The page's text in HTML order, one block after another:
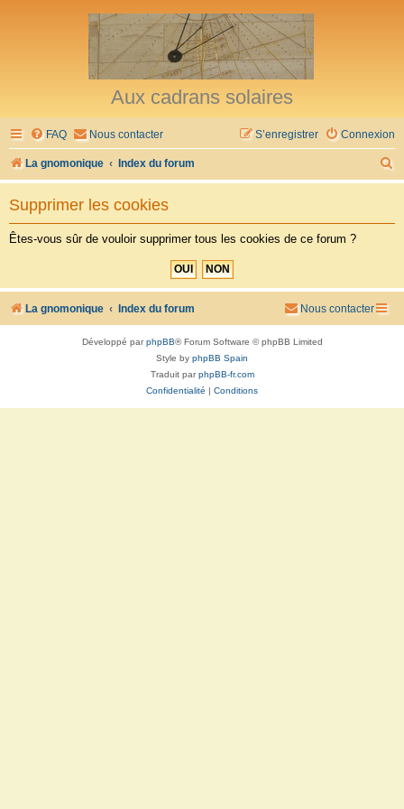
Aux cadrans solaires
FAQ Nous contacter Connexion
S’enregistrer
La gnomonique Index du forum
e
h
Supprimer les cookies
Êtes-vous sûr de vouloir supprimer tous les cookies de ce forum ?
La gnomonique Index du forum Nous contacter
Développé parphpBB® Forum Software © phpBB Limited
Style by phpBB Spain
Traduit parphpBB-fr.com
Confidentialité | Conditions